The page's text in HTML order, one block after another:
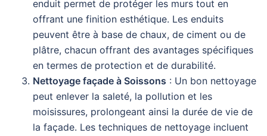
enduit permet de protéger les murs tout en
offrant une finition esthétique. Les enduits
peuvent être à base de chaux, de ciment ou de
plâtre, chacun offrant des avantages spécifiques
en termes de protection et de durabilité.
Nettoyage façade à Soissons : Un bon nettoyage
peut enlever la saleté, la pollution et les
moisissures, prolongeant ainsi la durée de vie de
la façade. Les techniques de nettoyage incluent